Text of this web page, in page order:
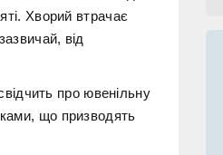
Хворий втрачає
від
про ювенільну
що призводять